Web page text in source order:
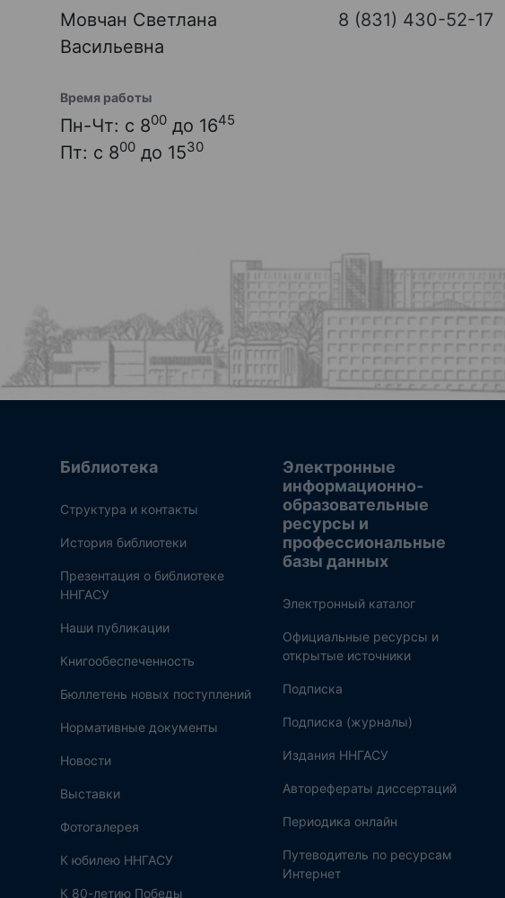
Мовчан Светлана
Васильевна
8 (831) 430-52-17
Время работы
Пн-Чт: с 800 до 1645
Пт: с 800 до 1530
Библиотека
Структура и контакты
История библиотеки
Презентация о библиотеке
ННГАСУ
Наши публикации
Книгообеспеченность
Бюллетень новых поступлений
Нормативные документы
Новости
Выставки
Фотогалерея
К юбилею ННГАСУ
К 80-летию Победы
Электронные
информационно-
образовательные
ресурсы и
профессиональные
базы данных
Электронный каталог
Официальные ресурсы и
открытые источники
Подписка
Подписка (журналы)
Издания ННГАСУ
Авторефераты диссертаций
Периодика онлайн
Путеводитель по ресурсам
Интернет